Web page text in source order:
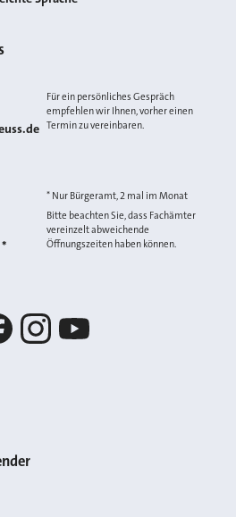
Für ein persönliches Gespräch
empfehlen wir Ihnen, vorher einen
Termin zu vereinbaren.
*
* Nur Bürgeramt, 2 mal im Monat
Bitte beachten Sie, dass Fachämter
vereinzelt abweichende
Öffnungszeiten haben können.